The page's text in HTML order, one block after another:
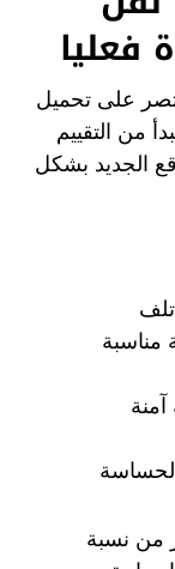
على تحميل
من التقييم
الجديد بشكل
مناسبة
الحساسة
من نسبة